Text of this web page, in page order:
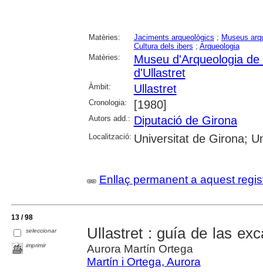
Matèries: Jaciments arqueològics ; Museus
Cultura dels ibers ; Arqueologia
Matèries:
Museu d'Arqueologia de
d'Ullastret
Àmbit: Ullastret
Cronologia: [1980]
Autors add.: Diputació de Girona
Localització: Universitat de Girona;
Enllaç permanent a aquest
13 / 98
seleccionar
imprimir
Ullastret : guía de las
Aurora Martín Ortega
Martín i Ortega, Aurora